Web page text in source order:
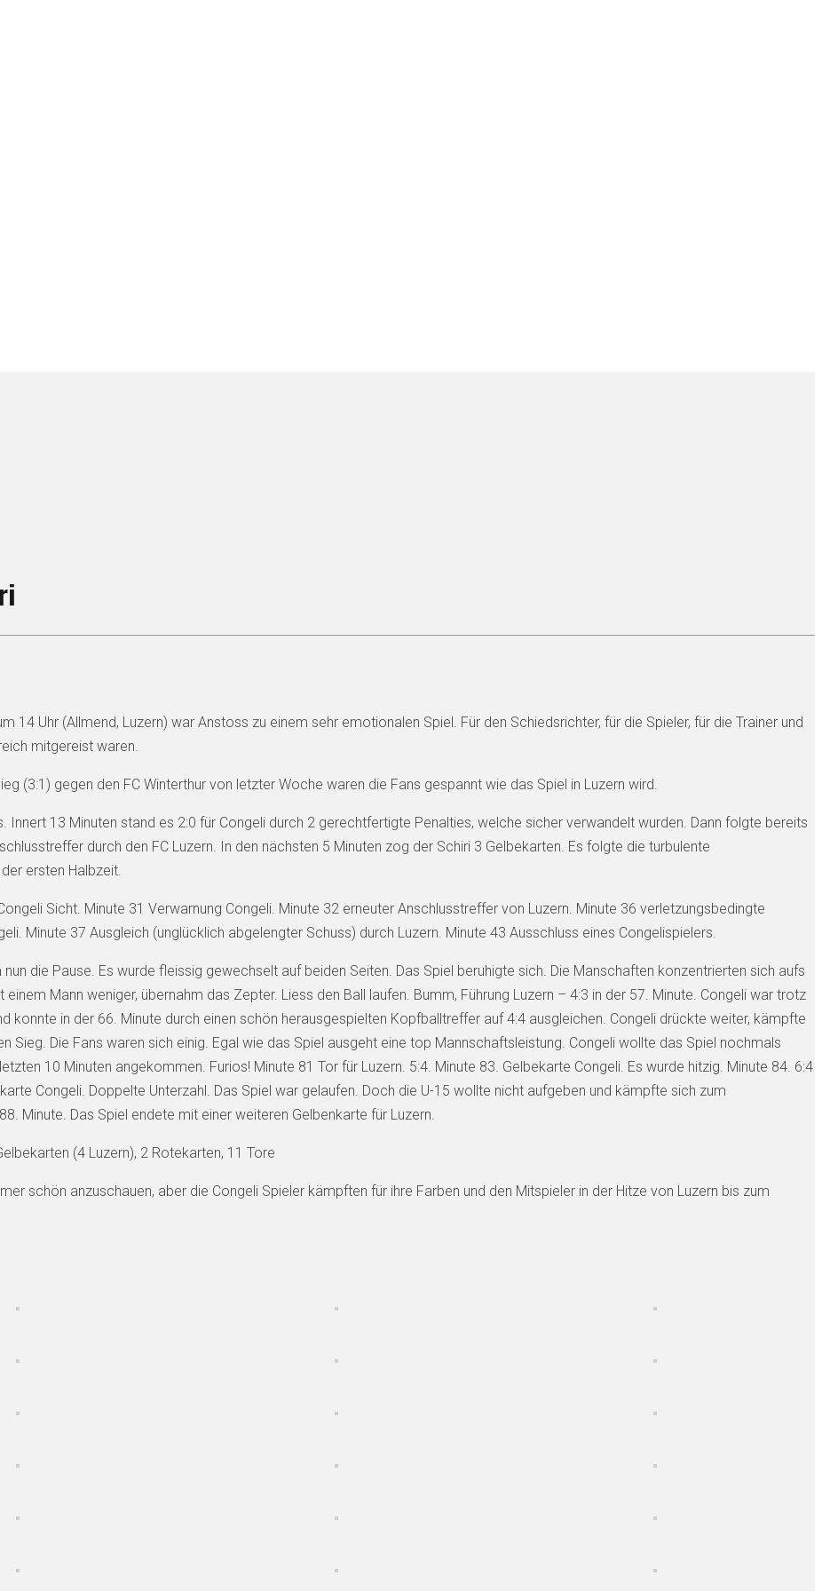
14 Uhr (Allmend, Luzern) war Anstoss zu einem sehr emotionalen Spiel. Für den Schiedsrichter, für die Spieler, für die Trainer und
mitgereist waren.
(3:1) gegen den FC Winterthur von letzter Woche waren die Fans gespannt wie das Spiel in Luzern wird.
Innert 13 Minuten stand es 2:0 für Congeli durch 2 gerechtfertigte Penalties, welche sicher verwandelt wurden. Dann folgte bereits
durch den FC Luzern. In den nächsten 5 Minuten zog der Schiri 3 Gelbekarten. Es folgte die turbulente
ersten Halbzeit.
Sicht. Minute 31 Verwarnung Congeli. Minute 32 erneuter Anschlusstreffer von Luzern. Minute 36 verletzungsbedingte
Minute 37 Ausgleich (unglücklich abgelengter Schuss) durch Luzern. Minute 43 Ausschluss eines Congelispielers.
nun die Pause. Es wurde fleissig gewechselt auf beiden Seiten. Das Spiel beruhigte sich. Die Manschaften konzentrierten sich aufs
einem Mann weniger, übernahm das Zepter. Liess den Ball laufen. Bumm, Führung Luzern – 4:3 in der 57. Minute. Congeli war trotz
konnte in der 66. Minute durch einen schön herausgespielten Kopfballtreffer auf 4:4 ausgleichen. Congeli drückte weiter, kämpfte
Sieg. Die Fans waren sich einig. Egal wie das Spiel ausgeht eine top Mannschaftsleistung. Congeli wollte das Spiel nochmals
10 Minuten angekommen. Furios! Minute 81 Tor für Luzern. 5:4. Minute 83. Gelbekarte Congeli. Es wurde hitzig. Minute 84. 6:4
Congeli. Doppelte Unterzahl. Das Spiel war gelaufen. Doch die U-15 wollte nicht aufgeben und kämpfte sich zum
Minute. Das Spiel endete mit einer weiteren Gelbenkarte für Luzern.
(4 Luzern), 2 Rotekarten, 11 Tore
schön anzuschauen, aber die Congeli Spieler kämpften für ihre Farben und den Mitspieler in der Hitze von Luzern bis zum